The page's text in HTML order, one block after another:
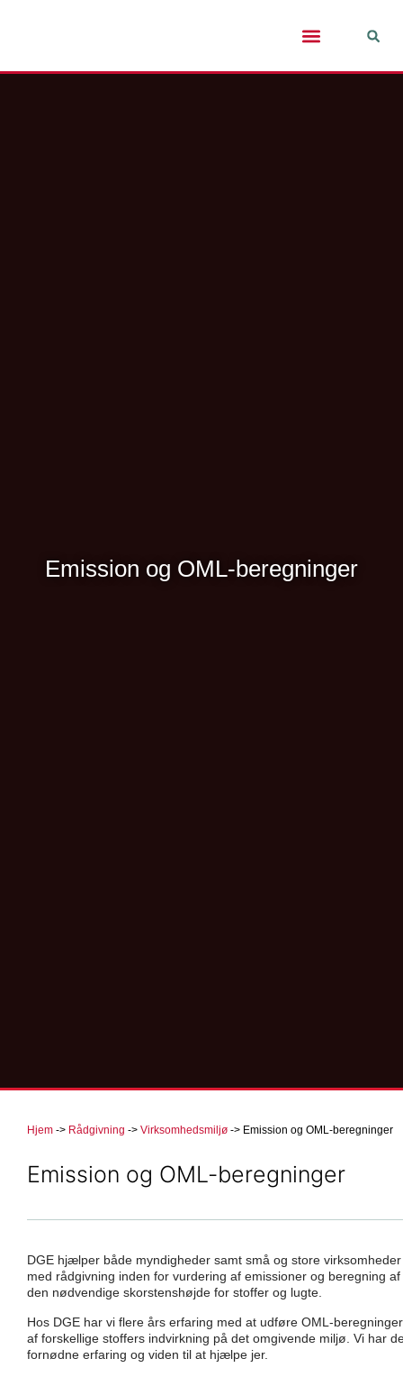
Emission og OML-beregninger
Hjem -> Rådgivning -> Virksomhedsmiljø -> Emission og OML-beregninger
Emission og OML-beregninger
DGE hjælper både myndigheder samt små og store virksomheder
med rådgivning inden for vurdering af emissioner og beregning af
den nødvendige skorstenshøjde for stoffer og lugte.
Hos DGE har vi flere års erfaring med at udføre OML-beregninger
af forskellige stoffers indvirkning på det omgivende miljø. Vi har
fornødne erfaring og viden til at hjælpe jer.